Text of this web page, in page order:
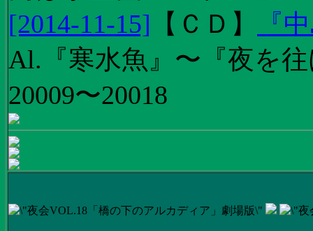
[2014-11-15] 【 ＣＤ 】
『
Al.『寒水魚』〜『夜を
20009〜20018